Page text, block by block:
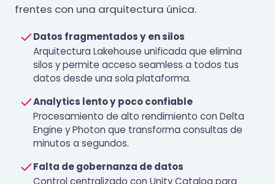
frentes con una arquitectura única.
Datos fragmentados y en silos
Arquitectura Lakehouse unificada que elimina
silos y permite acceso seamless a todos tus
datos desde una sola plataforma.
Analytics lento y poco confiable
Procesamiento de alto rendimiento con Delta
Engine y Photon que transforma consultas de
minutos a segundos.
Falta de gobernanza de datos
Control centralizado con Unity Catalog para